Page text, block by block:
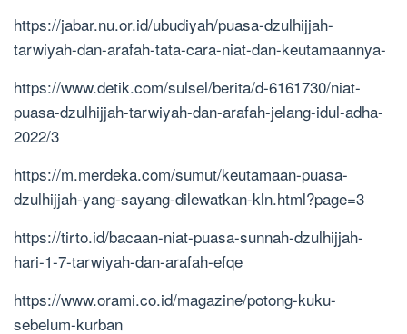
https://jabar.nu.or.id/ubudiyah/puasa-dzulhijjah-
tarwiyah-dan-arafah-tata-cara-niat-dan-keutamaannya-
https://www.detik.com/sulsel/berita/d-6161730/niat-
puasa-dzulhijjah-tarwiyah-dan-arafah-jelang-idul-adha-
2022/3
https://m.merdeka.com/sumut/keutamaan-puasa-
dzulhijjah-yang-sayang-dilewatkan-kln.html?page=3
https://tirto.id/bacaan-niat-puasa-sunnah-dzulhijjah-
hari-1-7-tarwiyah-dan-arafah-efqe
https://www.orami.co.id/magazine/potong-kuku-
sebelum-kurban